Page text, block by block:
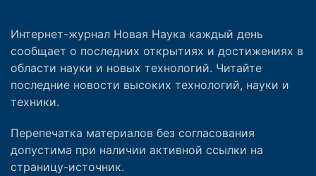
Интернет-журнал Новая Наука каждый день
сообщает о последних открытиях и достижениях в
области науки и новых технологий. Читайте
последние новости высоких технологий, науки и
техники.
Перепечатка материалов без согласования
допустима при наличии активной ссылки на
страницу-источник.